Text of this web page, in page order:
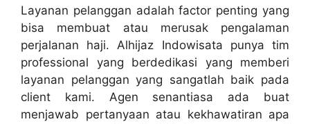
Layanan pelanggan adalah factor penting yang
bisa membuat atau merusak pengalaman
perjalanan haji. Alhijaz Indowisata punya tim
professional yang berdedikasi yang memberi
layanan pelanggan yang sangatlah baik pada
client kami. Agen senantiasa ada buat
menjawab pertanyaan atau kekhawatiran apa